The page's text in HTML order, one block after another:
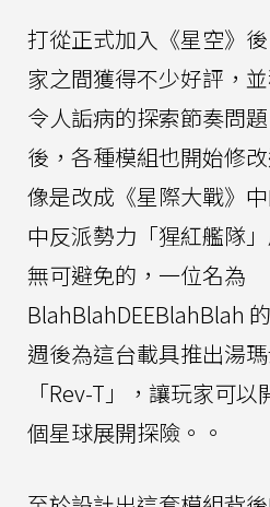
打從正式加入《星空》
家之間獲得不少好評，
令人詬病的探索節奏問
後，各種模組也開始修
像是改成《星際大戰》
中反派勢力「猩紅艦隊
無可避免的，一位名為
BlahBlahDEEBlahBlah
週後為這台載具推出湯
「Rev-T」，讓玩家可
個星球展開探險。。